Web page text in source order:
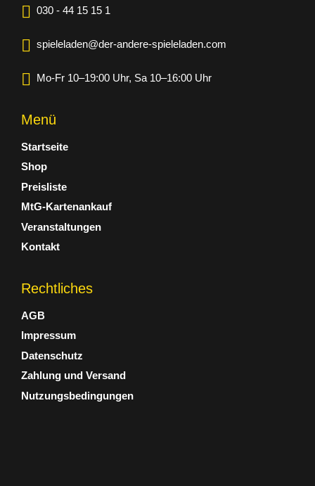
030 - 44 15 15 1
spieleladen@der-andere-spieleladen.com
Mo-Fr 10–19:00 Uhr, Sa 10–16:00 Uhr
Menü
Startseite
Shop
Preisliste
MtG-Kartenankauf
Veranstaltungen
Kontakt
Rechtliches
AGB
Impressum
Datenschutz
Zahlung und Versand
Nutzungsbedingungen